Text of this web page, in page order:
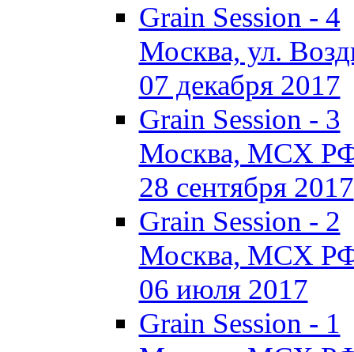
Grain Session - 4
Москва, ул.
07 декабря 2017
Grain Session - 3
Москва, МСХ
28 сентября 2017
Grain Session - 2
Москва, МСХ
06 июля 2017
Grain Session - 1